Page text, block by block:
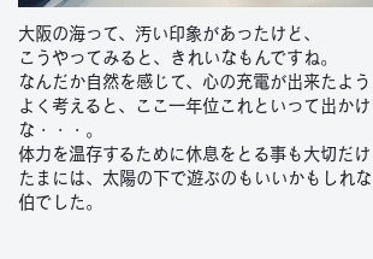
大阪の海って、汚い印象があったけど、
こうやってみると、きれいなもんですね。
なんだか自然を感じて、心の充電が出来たよう
よく考えると、ここ一年位これといって出か
な・・・。
体力を温存するために休息をとる事も大切だけ
たまには、太陽の下で遊ぶのもいいかもしれ
伯でした。